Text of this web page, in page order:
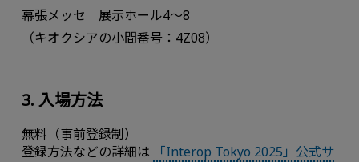
幕張メッセ 展示ホール4～8
（キオクシアの小間番号：4Z08）
3. 入場方法
無料（事前登録制）
登録方法などの詳細は
「Interop Tokyo 2025」公式サ